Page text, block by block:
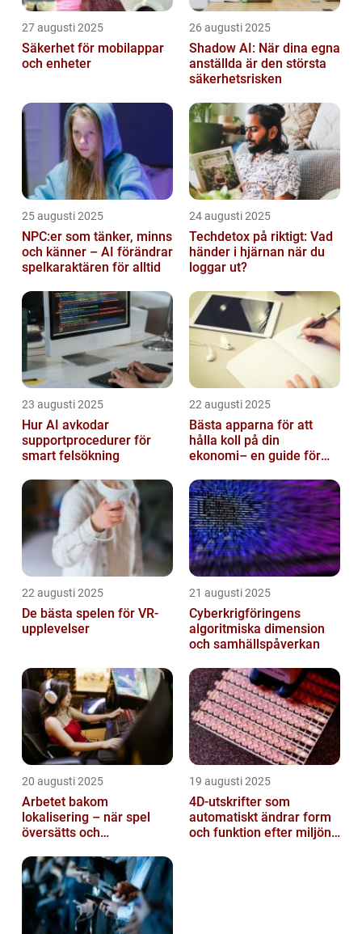
27 augusti 2025
Säkerhet för mobilappar
och enheter
26 augusti 2025
Shadow AI: När dina egna
anställda är den största
säkerhetsrisken
25 augusti 2025
NPC:er som tänker, minns
och känner – AI förändrar
spelkaraktären för alltid
24 augusti 2025
Techdetox på riktigt: Vad
händer i hjärnan när du
loggar ut?
23 augusti 2025
Hur AI avkodar
supportprocedurer för
smart felsökning
22 augusti 2025
Bästa apparna för att
hålla koll på din
ekonomi– en guide för
22 augusti 2025
De bästa spelen för VR-
upplevelser
21 augusti 2025
Cyberkrigföringens
algoritmiska dimension
och samhällspåverkan
20 augusti 2025
Arbetet bakom
lokalisering – när spel
översätts och
19 augusti 2025
4D-utskrifter som
automatiskt ändrar form
och funktion efter miljöns